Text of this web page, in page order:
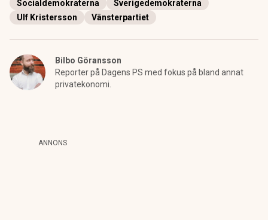
Socialdemokraterna
Sverigedemokraterna
Ulf Kristersson
Vänsterpartiet
Bilbo Göransson
Reporter på Dagens PS med fokus på bland annat
privatekonomi.
ANNONS